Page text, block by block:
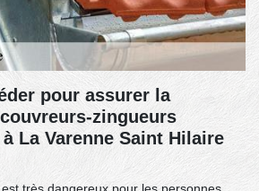
pour assurer la
zingueurs
La Varenne Saint Hilaire
très dangereux pour les personnes